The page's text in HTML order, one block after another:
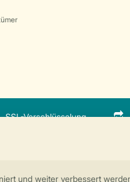
SSL-Verschlüsselung